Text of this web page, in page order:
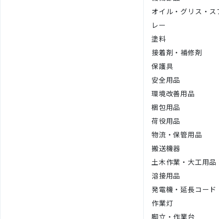
オイル・グリス・ス
レー
塗料
接着剤・補修剤
保護具
安全用品
環境改善用品
梱包用品
荷役用品
物流・保管用品
搬送機器
土木作業・大工用品
溶接用品
発電機・延長コード
作業灯
脚立・作業台